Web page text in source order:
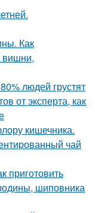
Как
вишни,
людей грустят
от эксперта, как
кишечника.
чай
приготовить
шиповника